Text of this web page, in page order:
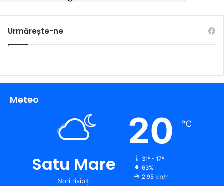
Urmărește-ne
Meteo
Satu Mare
Nori risipiți
20 ℃
31º - 17º
63%
2.95 km/h